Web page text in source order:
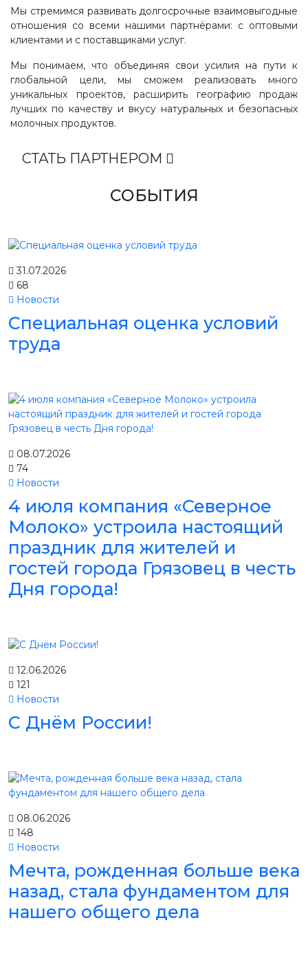
Мы стремимся развивать долгосрочные взаимовыгодные
отношения со всеми нашими партнёрами: с оптовыми
клиентами и с поставщиками услуг.
Мы понимаем, что объединяя свои усилия на пути к
глобальной цели, мы сможем реализовать много
уникальных проектов, расширить географию продаж
лучших по качеству и вкусу натуральных и безопасных
молочных продуктов.
СТАТЬ ПАРТНЕРОМ
СОБЫТИЯ
31.07.2026
68
Новости
Специальная оценка условий
труда
08.07.2026
74
Новости
4 июля компания «Северное
Молоко» устроила настоящий
праздник для жителей и
гостей города Грязовец в честь
Дня города!
12.06.2026
121
Новости
С Днём России!
08.06.2026
148
Новости
Мечта, рожденная больше века
назад, стала фундаментом для
нашего общего дела